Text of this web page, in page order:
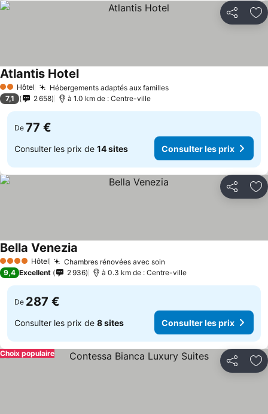
Partager
2 Étoiles
Hôtel Hébergements adaptés aux famillesConsulter les prix
Atlantis HotelConsulter les prix
7,1 2 658 à 1.0 km de : Centre-ville
De 77 €
Consulter les prix de 14 sites Consulter les prix
Partager
4 Étoiles Hôtel Chambres rénovées avec soin
Bella Venezia
9,4 Excellent 2 936 à 0.3 km de : Centre-ville
De 287 €
Consulter les prix de 8 sites Consulter les prix
Partager
Choix populaire